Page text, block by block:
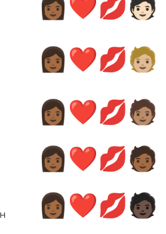
👩🏾‍❤️‍💋‍🧑🏻
👩🏾‍❤️‍💋‍🧑🏼
👩🏾‍❤️‍💋‍🧑🏽
👩🏾‍❤️‍💋‍🧑🏾
👩🏾‍❤️‍💋‍🧑🏿